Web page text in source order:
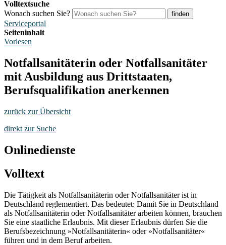
Volltextsuche
Wonach suchen Sie?
finden
Serviceportal
Seiteninhalt
Vorlesen
Notfallsanitäterin oder Notfallsanitäter
mit Ausbildung aus Drittstaaten,
Berufsqualifikation anerkennen
zurück zur Übersicht
direkt zur Suche
Onlinedienste
Volltext
Die Tätigkeit als Notfallsanitäterin oder Notfallsanitäter ist in
Deutschland reglementiert. Das bedeutet: Damit Sie in Deutschland
als Notfallsanitäterin oder Notfallsanitäter arbeiten können, brauchen
Sie eine staatliche Erlaubnis. Mit dieser Erlaubnis dürfen Sie die
Berufsbezeichnung »Notfallsanitäterin« oder »Notfallsanitäter«
führen und in dem Beruf arbeiten.